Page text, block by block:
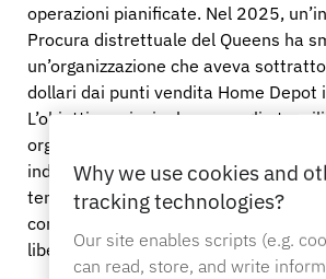
operazioni pianificate. Nel 2025,
Procura distrettuale del Queens ha
un’organizzazione che aveva
dollari dai punti vendita Home Depot
L’obiettivo principale erano gli
organizzazioni effettuano ricognizioni
individuano le lacune nella
tempi delle loro incursioni. Un codice
condiviso o un reparto con poco
libera.
Why we use cookies and
tracking technologies?
Our site enables scripts (e.g.
can read, store, and write